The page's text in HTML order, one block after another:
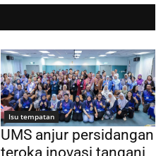
Isu tempatan
UMS anjur persidangan
teroka inovasi tangani